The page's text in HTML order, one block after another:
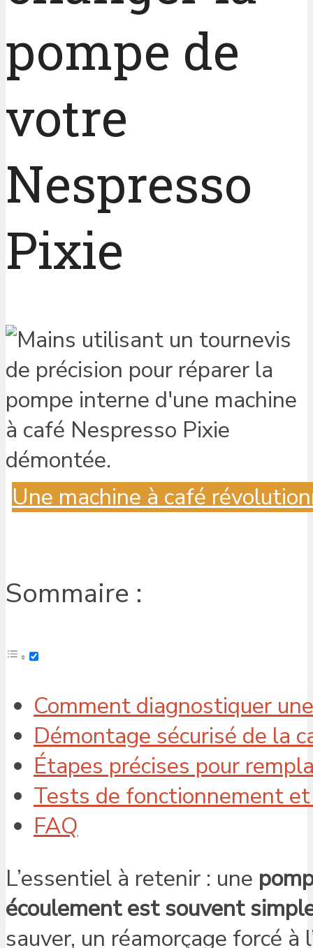
pompe de
votre
Nespresso
Pixie
Une machine à café
Sommaire :
Comment diagnostiquer
Démontage sécurisé de la
Étapes précises pour
Tests de fonctionnement
FAQ
L’essentiel à retenir : une
écoulement est souvent
sauver, un réamorçage forcé à